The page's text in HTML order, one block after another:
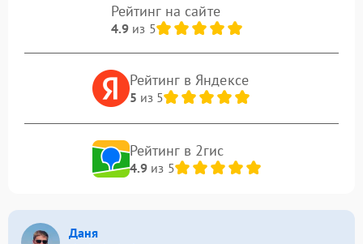
Рейтинг на сайте
4.9из 5
Рейтинг в Яндексе
5 из 5
Рейтинг в 2гис
4.9из 5
Даня